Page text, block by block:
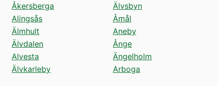
Åkersberga
Alingsås
Älmhult
Älvdalen
Alvesta
Älvkarleby
Älvsbyn
Åmål
Aneby
Ånge
Ängelholm
Arboga